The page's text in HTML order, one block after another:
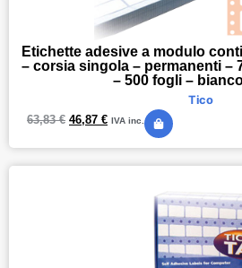
Etichette adesive a modulo
– corsia singola – permanenti –
– 500 fogli –
Tico
63,83€ 46,87 € IVA inc.